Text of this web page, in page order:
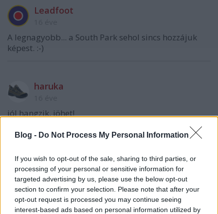
Blog - Do Not Process My Personal Information
If you wish to opt-out of the sale, sharing to third parties, or
processing of your personal or sensitive information for
targeted advertising by us, please use the below opt-out
section to confirm your selection. Please note that after your
opt-out request is processed you may continue seeing
interest-based ads based on personal information utilized by
Leadfoot
A legnagyobb... a South Park sehol sincs hozzájuk
képest. :-)
haruka
jól hangzik, jöhet!
16 éve
Azért a southpark a maga nemében zseniális, nem
egy kategória a kettő. De örülök ennek is.
Hö-hö... Let's break something... hö-hö...